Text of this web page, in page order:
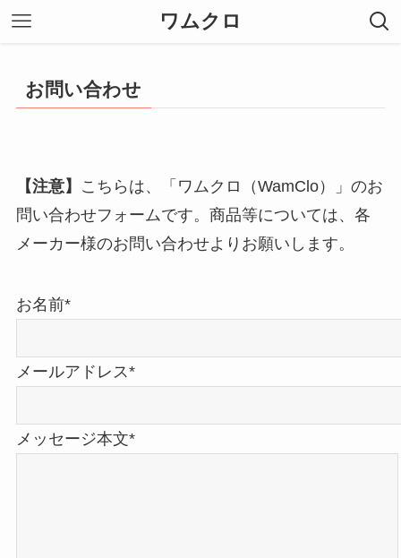
ワムクロ
お問い合わせ
【注意】 こちらは、「 ワムクロ（WamClo）
」のお
問い合わせフォームです。商品等については、各
メーカー様のお問い合わせよりお願いします。
お名前*
メールアドレス*
メッセージ本文*